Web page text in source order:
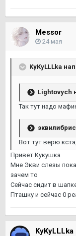
Messor
24 мая
KyKyLLLka
Lightovych
Так тут надо
Вот тут верю
Привет Кукушка
Мне Экви слезы
зачем то
Сейчас сидит в
Пташку и сейчас 0
KyKyLLLka